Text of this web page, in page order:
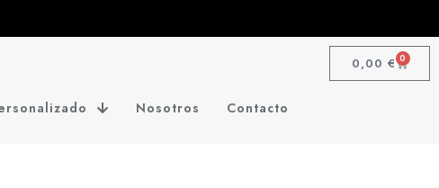
0,00 € 0
Nosotros Contacto